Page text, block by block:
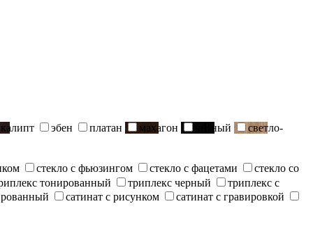
эбен платан махагон черный
светло-
стекло с фьюзингом стекло с фацетами
стекло со
тонированный триплекс черный
триплекс с
сатинат с рисунком
сатинат с гравировкой